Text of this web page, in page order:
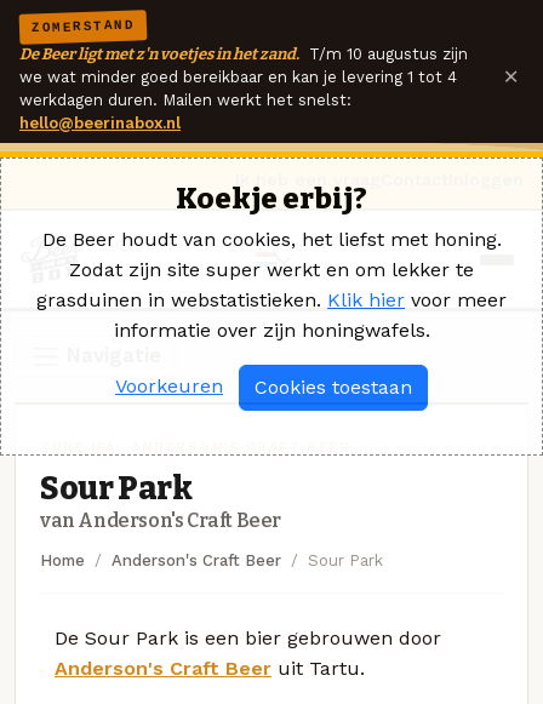
ZOMERSTAND
De Beer ligt met z'n voetjes in het zand. T/m 10 augustus zijn
we wat minder goed bereikbaar en kan je levering 1 tot 4
werkdagen duren. Mailen werkt het snelst:
hello@beerinabox.nl
×
Sour Park
van Anderson's Craft Beer
Home Anderson's Craft Beer Sour Park
De Sour Park is een bier gebrouwen door
Anderson's Craft Beer uit Tartu.
Koekje erbij?
De Beer houdt van cookies, het liefst met honing.
Zodat zijn site super werkt en om lekker te
grasduinen in webstatistieken. Klik hier voor meer
informatie over zijn honingwafels.
Voorkeuren Cookies toestaan